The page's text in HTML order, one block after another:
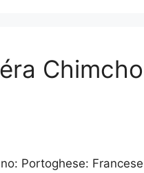
Portoghese: